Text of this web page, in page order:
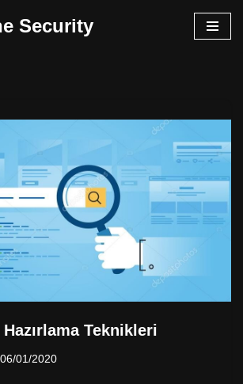
Security
Teknikleri
06/01/2020